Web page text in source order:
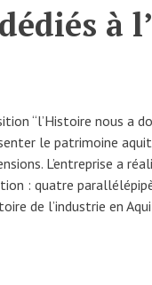
à
“l’Histoire nous a
le patrimoine
L’entreprise a
: quatre
de l’industrie en